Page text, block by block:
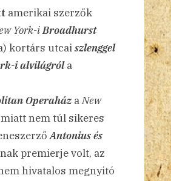
amerikai szerzők
York-iBroadhurst
kortárs utcaiszlenggel
i alvilágróla
Operaház aNew
nem túl sikeres
Antonius és
premierje volt, az
hivatalos megnyitó